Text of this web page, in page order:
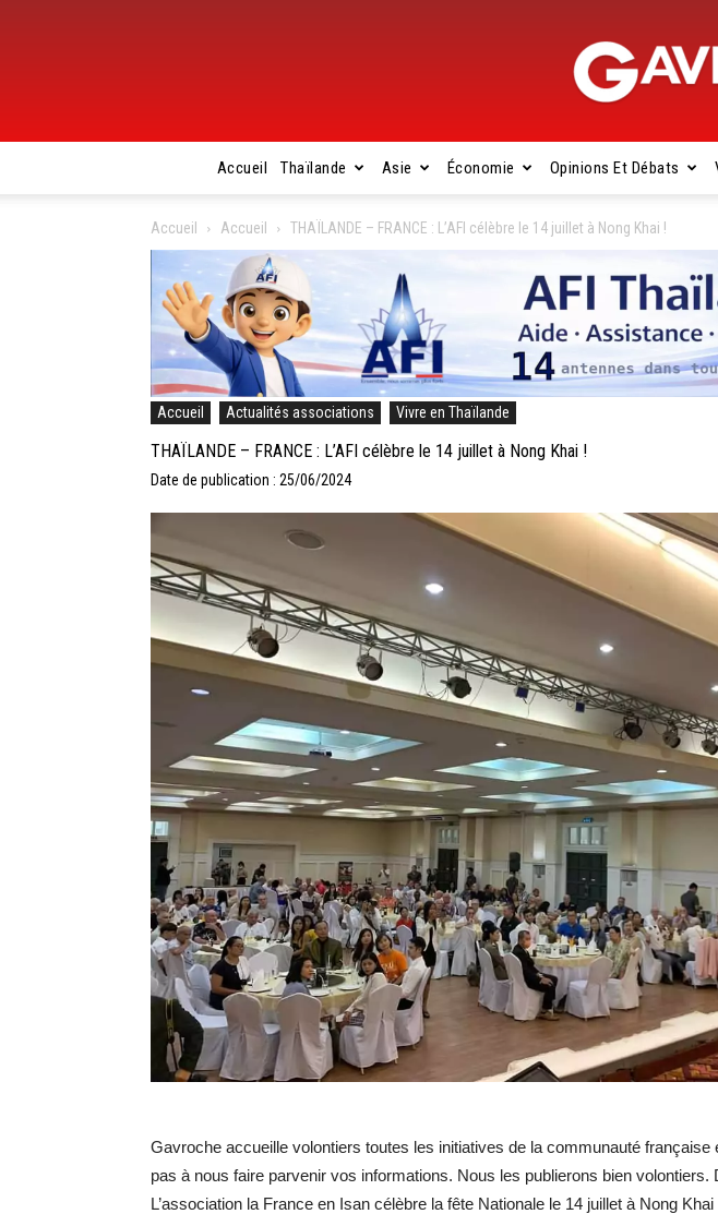
Accueil Thaïlande Asie Économie Opinions Et Débats
Accueil Accueil THAÏLANDE – FRANCE : L’AFI célèbre le 14 juillet à Nong Khai !
Accueil Actualités associations Vivre en Thaïlande
THAÏLANDE – FRANCE : L’AFI célèbre le 14 juillet à Nong Khai !
Date de publication : 25/06/2024
Gavroche accueille volontiers toutes les initiatives de la communauté française
pas à nous faire parvenir vos informations. Nous les publierons bien volontiers.
L’association la France en Isan célèbre la fête Nationale le 14 juillet à Nong Khai